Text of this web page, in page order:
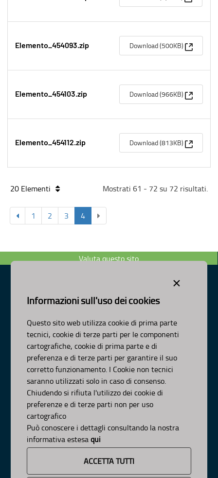
×
Informazioni sull'uso dei cookies
Questo sito web utilizza cookie di prima parte
tecnici, cookie di terze parti per le componenti
cartografiche, cookie di prima parte e di
preferenza e di terze parti per garantire il suo
corretto funzionamento. I Cookie non tecnici
saranno utilizzati solo in caso di consenso.
Chiudendo si rifiuta l'utilizzo dei cookie di
preferenze e di terze parti non per uso
cartografico
Può conoscere i dettagli consultando la nostra
informativa estesaqui
ACCETTA TUTTI
Elemento_454093.zip Download (500KB) (Apre
Elemento_454103.zip Download (966KB) (Apre
Elemento_454112.zip Download (813KB) (Apre
20 Elementi Mostrati 61 - 72 su 72 risultati.
1 2 3 4
Valuta questo sito
Dipartimento Ambiente, Paesaggio e Qualità Urbana
scrivici:email-pec
© Regione Puglia
Organizzazione
Pianificazione
Programmazione
APPROFONDIMENTI
Osservazioni CNAPI
Sviluppo Sostenibile
Decarbonizzazione
Pianeta Pulito per Tutti